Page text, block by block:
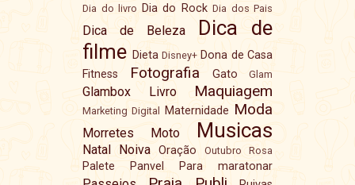
Dia do livro Dia do Rock Dia dos Pais
Dica de Beleza
Dica de
filme Dieta Disney+ Dona de Casa
Fitness
Fotografia Gato Glam
Glambox Livro Maquiagem
Marketing Digital Maternidade Moda
Morretes Moto Musicas
Natal Noiva Oração Outubro Rosa
Palete Panvel Para maratonar